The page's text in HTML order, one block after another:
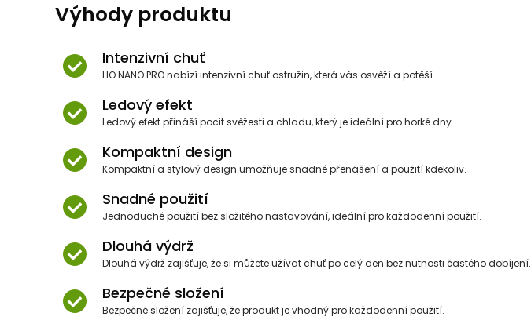
Výhody produktu
Intenzivní chuť
LIO NANO PRO nabízí intenzivní chuť ostružin, která vás osvěží a potěší.
Ledový efekt
Ledový efekt přináší pocit svěžesti a chladu, který je ideální pro horké dny.
Kompaktní design
Kompaktní a stylový design umožňuje snadné přenášení a použití kdekoliv.
Snadné použití
Jednoduché použití bez složitého nastavování, ideální pro každodenní použití.
Dlouhá výdrž
Dlouhá výdrž zajišťuje, že si můžete užívat chuť po celý den bez nutnosti častého dobíjení.
Bezpečné složení
Bezpečné složení zajišťuje, že produkt je vhodný pro každodenní použití.